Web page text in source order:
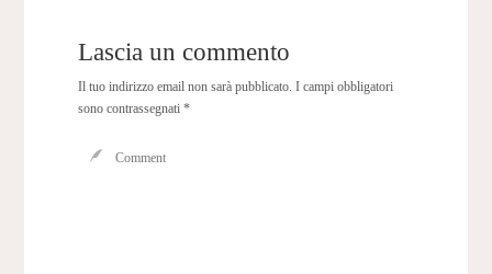
Lascia un commento
Il tuo indirizzo email non sarà pubblicato.
I campi obbligatori
sono contrassegnati *